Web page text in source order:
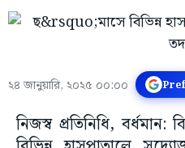
২৪ জানুয়ারি, ২০২৫ ০০:০০
নিজস্ব প্রতিনিধি, বর্ধমান: